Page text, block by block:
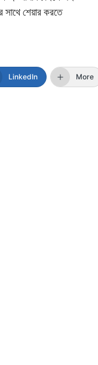
সাথে শেয়ার করতে
LinkedIn More